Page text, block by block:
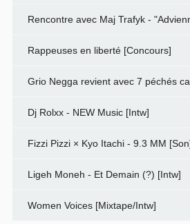
Rencontre avec Maj Trafyk -
Rappeuses en liberté [Concours]
Grio Negga revient avec 7 péchés
Dj Rolxx - NEW Music [Intw]
Fizzi Pizzi × Kyo Itachi - 9.3 MM
Ligeh Moneh - Et Demain (?) [Intw]
Women Voices [Mixtape/Intw]